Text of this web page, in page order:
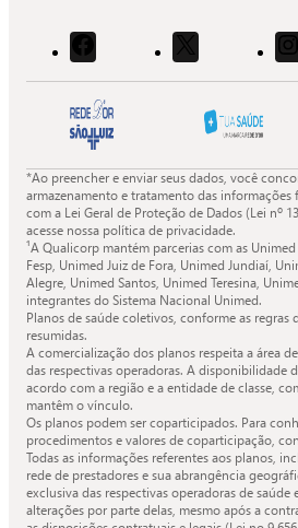
Acessar
o
Facebook
da
Quali.
Acessar
o
X
Quali.
*Ao preencher e enviar seus dados, você
armazenamento e tratamento das
com a Lei Geral de Proteção de Dados (Lei nº
acesse nossa política de privacidade.
¹A Qualicorp mantém parcerias com as
Fesp, Unimed Juiz de Fora, Unimed Jundiaí,
Alegre, Unimed Santos, Unimed Teresina,
integrantes do Sistema Nacional Unimed.
Planos de saúde coletivos, conforme as regras
resumidas.
A comercialização dos planos respeita a área
das respectivas operadoras. A disponibilidade
acordo com a região e a entidade de classe,
mantêm o vínculo.
Os planos podem ser coparticipados. Para
procedimentos e valores de coparticipação,
Todas as informações referentes aos planos,
rede de prestadores e sua abrangência
exclusiva das respectivas operadoras de saúde
alterações por parte delas, mesmo após a